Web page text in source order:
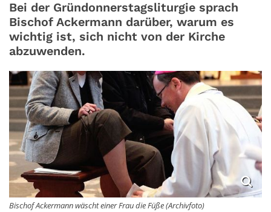
Bei der Gründonnerstagsliturgie sprach
Bischof Ackermann darüber, warum es
wichtig ist, sich nicht von der Kirche
abzuwenden.
Bischof Ackermann wäscht einer Frau die Füße (Archivfoto)